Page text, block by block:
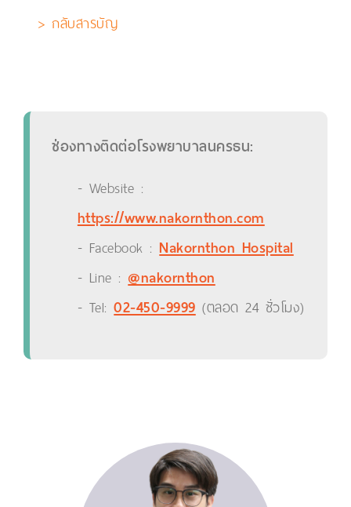
> กลับสารบัญ
ช่องทางติดต่อโรงพยาบาลนครธน:
- Website :
https://www.nakornthon.com
- Facebook :Nakornthon Hospital
- Line :@nakornthon
- Tel:02-450-9999(ตลอด 24 ชั่วโมง)